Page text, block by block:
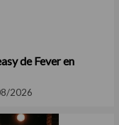
de Fever en
2026